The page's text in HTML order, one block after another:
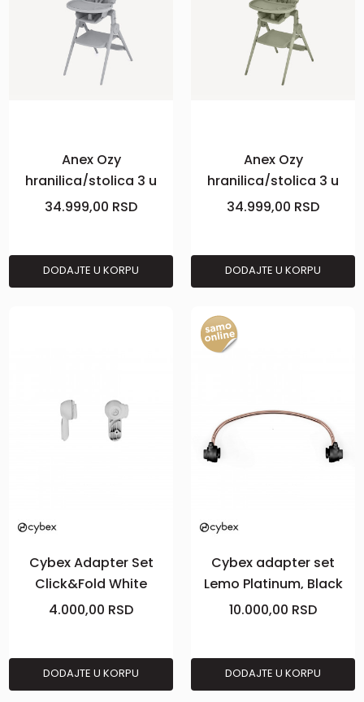
Anex Ozy
hranilica/stolica 3 u
1,siva
34.999,00 RSD
DODAJTE U KORPU
Anex Ozy
hranilica/stolica 3 u
1,zelena
34.999,00 RSD
DODAJTE U KORPU
Cybex Adapter Set
Click&Fold White
4.000,00 RSD
DODAJTE U KORPU
Cybex adapter set
Lemo Platinum, Black
10.000,00 RSD
DODAJTE U KORPU